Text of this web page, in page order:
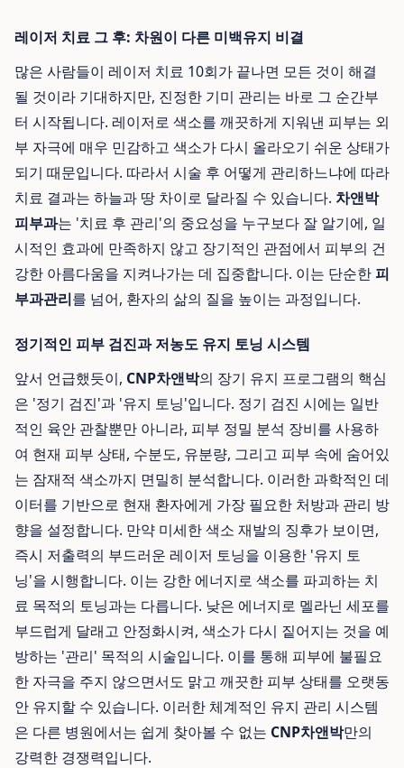
레이저 치료 그 후: 차원이 다른 미백유지 비결
많은 사람들이 레이저 치료 10회가 끝나면 모든 것이 해결
될 것이라 기대하지만, 진정한 기미 관리는 바로 그 순간부
터 시작됩니다. 레이저로 색소를 깨끗하게 지워낸 피부는 외
부 자극에 매우 민감하고 색소가 다시 올라오기 쉬운 상태가
되기 때문입니다. 따라서 시술 후 어떻게 관리하느냐에 따라
치료 결과는 하늘과 땅 차이로 달라질 수 있습니다. 차앤박
피부과는 '치료 후 관리'의 중요성을 누구보다 잘 알기에, 일
시적인 효과에 만족하지 않고 장기적인 관점에서 피부의 건
강한 아름다움을 지켜나가는 데 집중합니다. 이는 단순한피
부과관리를 넘어, 환자의 삶의 질을 높이는 과정입니다.
정기적인 피부 검진과 저농도 유지 토닝 시스템
앞서 언급했듯이, CNP차앤박의 장기 유지 프로그램의 핵심
은 '정기 검진'과 '유지 토닝'입니다. 정기 검진 시에는 일반
적인 육안 관찰뿐만 아니라, 피부 정밀 분석 장비를 사용하
여 현재 피부 상태, 수분도, 유분량, 그리고 피부 속에 숨어있
는 잠재적 색소까지 면밀히 분석합니다. 이러한 과학적인 데
이터를 기반으로 현재 환자에게 가장 필요한 처방과 관리 방
향을 설정합니다. 만약 미세한 색소 재발의 징후가 보이면,
즉시 저출력의 부드러운 레이저 토닝을 이용한 '유지 토
닝'을 시행합니다. 이는 강한 에너지로 색소를 파괴하는 치
료 목적의 토닝과는 다릅니다. 낮은 에너지로 멜라닌 세포를
부드럽게 달래고 안정화시켜, 색소가 다시 짙어지는 것을 예
방하는 '관리' 목적의 시술입니다. 이를 통해 피부에 불필요
한 자극을 주지 않으면서도 맑고 깨끗한 피부 상태를 오랫동
안 유지할 수 있습니다. 이러한 체계적인 유지 관리 시스템
은 다른 병원에서는 쉽게 찾아볼 수 없는 CNP차앤박만의
강력한 경쟁력입니다.